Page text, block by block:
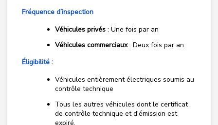
Fréquence d’inspection
Véhicules privés : Une fois par an
Véhicules commerciaux: Deux fois par an
Éligibilité :
Véhicules entièrement électriques soumis au
contrôle technique
Tous les autres véhicules dont le certificat
de contrôle technique et d'émission est
expiré.